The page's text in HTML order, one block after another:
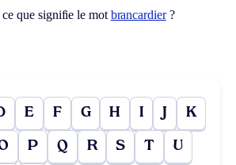
ce que signifie le mot brancardier?
E F G H I J K
P Q R S T U